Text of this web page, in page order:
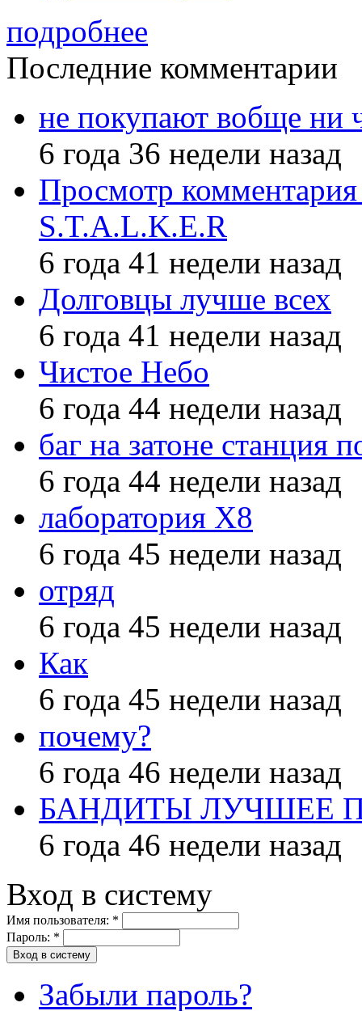
подробнее
Последние комментарии
не покупают вобще ни
6 года 36 недели назад
Просмотр
S.T.A.L.K.E.R
6 года 41 недели назад
Долговцы лучше всех
6 года 41 недели назад
Чистое Небо
6 года 44 недели назад
баг на затоне станция
6 года 44 недели назад
лаборатория X8
6 года 45 недели назад
отряд
6 года 45 недели назад
Как
6 года 45 недели назад
почему?
6 года 46 недели назад
БАНДИТЫ ЛУЧШЕЕ
6 года 46 недели назад
Вход в систему
Имя пользователя: *
Пароль: *
Забыли пароль?